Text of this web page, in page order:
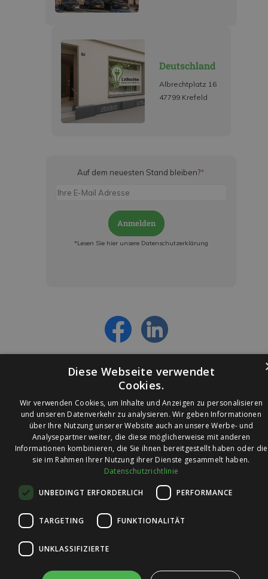
Deutschland
Albrechtplatz 16
47799 Krefeld
Auf dem neuesten Stand bleiben?*
Anmelden
*Lesen Sie hier unsere Datenschutzerklärung
© 2026 Ledleuchtendiscounter.de
auf
Trusted Shops
Diese Webseite verwendet
Cookies.
Wir verwenden Cookies, um Inhalte und Anzeigen zu personalisieren
und unseren Datenverkehr zu analysieren. Wir geben Informationen
über Ihre Nutzung unserer Website auch an unsere Werbe- und
Analysepartner weiter, die diese möglicherweise mit anderen
Informationen kombinieren, die Sie ihnen bereitgestellt haben oder die
sie im Rahmen Ihrer Nutzung ihrer Dienste gesammelt haben.
Datenschutzrichtlinie
UNBEDINGT ERFORDERLICH PERFORMANCE
TARGETING FUNKTIONALITÄT
UNKLASSIFIZIERTE